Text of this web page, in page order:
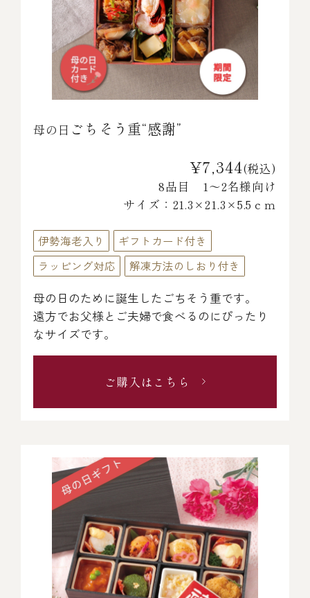
母の日 ごちそう重“感謝”
¥7,344(税込)
8品目 1～2名様向け
サイズ：21.3×21.3×5.5ｃｍ
伊勢海老入り
ギフトカード付き
ラッピング対応
解凍方法のしおり付き
母の日のために誕生したごちそう重です。
遠方でお父様とご夫婦で食べるのにぴったり
なサイズです。
ご購入はこちら